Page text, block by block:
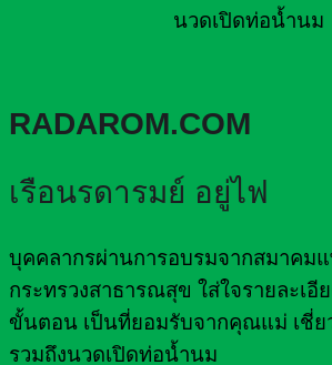
นวดเปิดท่อน้ำนม
RADAROM.COM
เรือนรดารมย์ อยู่ไฟ
บุคคลากรผ่านการอบรมจากสมาคม
กระทรวงสาธารณสุข ใส่ใจรายละเอี
ขั้นตอน เป็นที่ยอมรับจากคุณแม่ เชี่ย
รวมถึงนวดเปิดท่อน้ำนม